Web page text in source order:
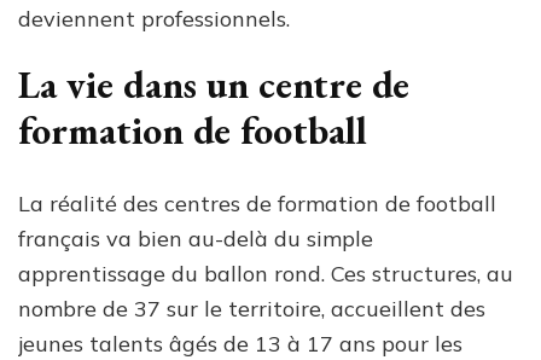
deviennent professionnels.
La vie dans un centre de
formation de football
La réalité des centres de formation de football
français va bien au-delà du simple
apprentissage du ballon rond. Ces structures, au
nombre de 37 sur le territoire, accueillent des
jeunes talents âgés de 13 à 17 ans pour les